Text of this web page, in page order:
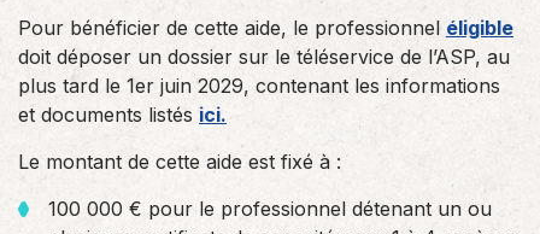
Pour bénéficier de cette aide, le professionnel éligible
doit déposer un dossier sur le téléservice de l’ASP, au
plus tard le 1er juin 2029, contenant les informations
et documents listés ici.
Le montant de cette aide est fixé à :
100 000 € pour le professionnel détenant un ou